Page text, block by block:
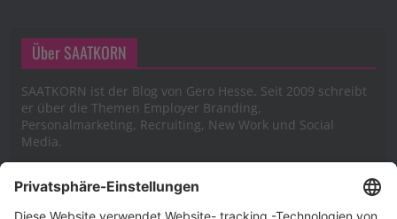
Über SAATKORN
SAATKORN ist der Blog von Gero Hesse. Seit 2009 schreibt
er über die Themen Employer Branding,
Personalmarketing, Recruiting, New Work und Social
Media.